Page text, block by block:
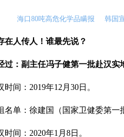
海口80吨高危化学品瞒报 韩国
在人传人！谁最先说？
过：副主任冯子健第一批赴汉实
间：2019年12月30日。
名单：徐建国（国家卫健委第一
间：2020年1月8日。